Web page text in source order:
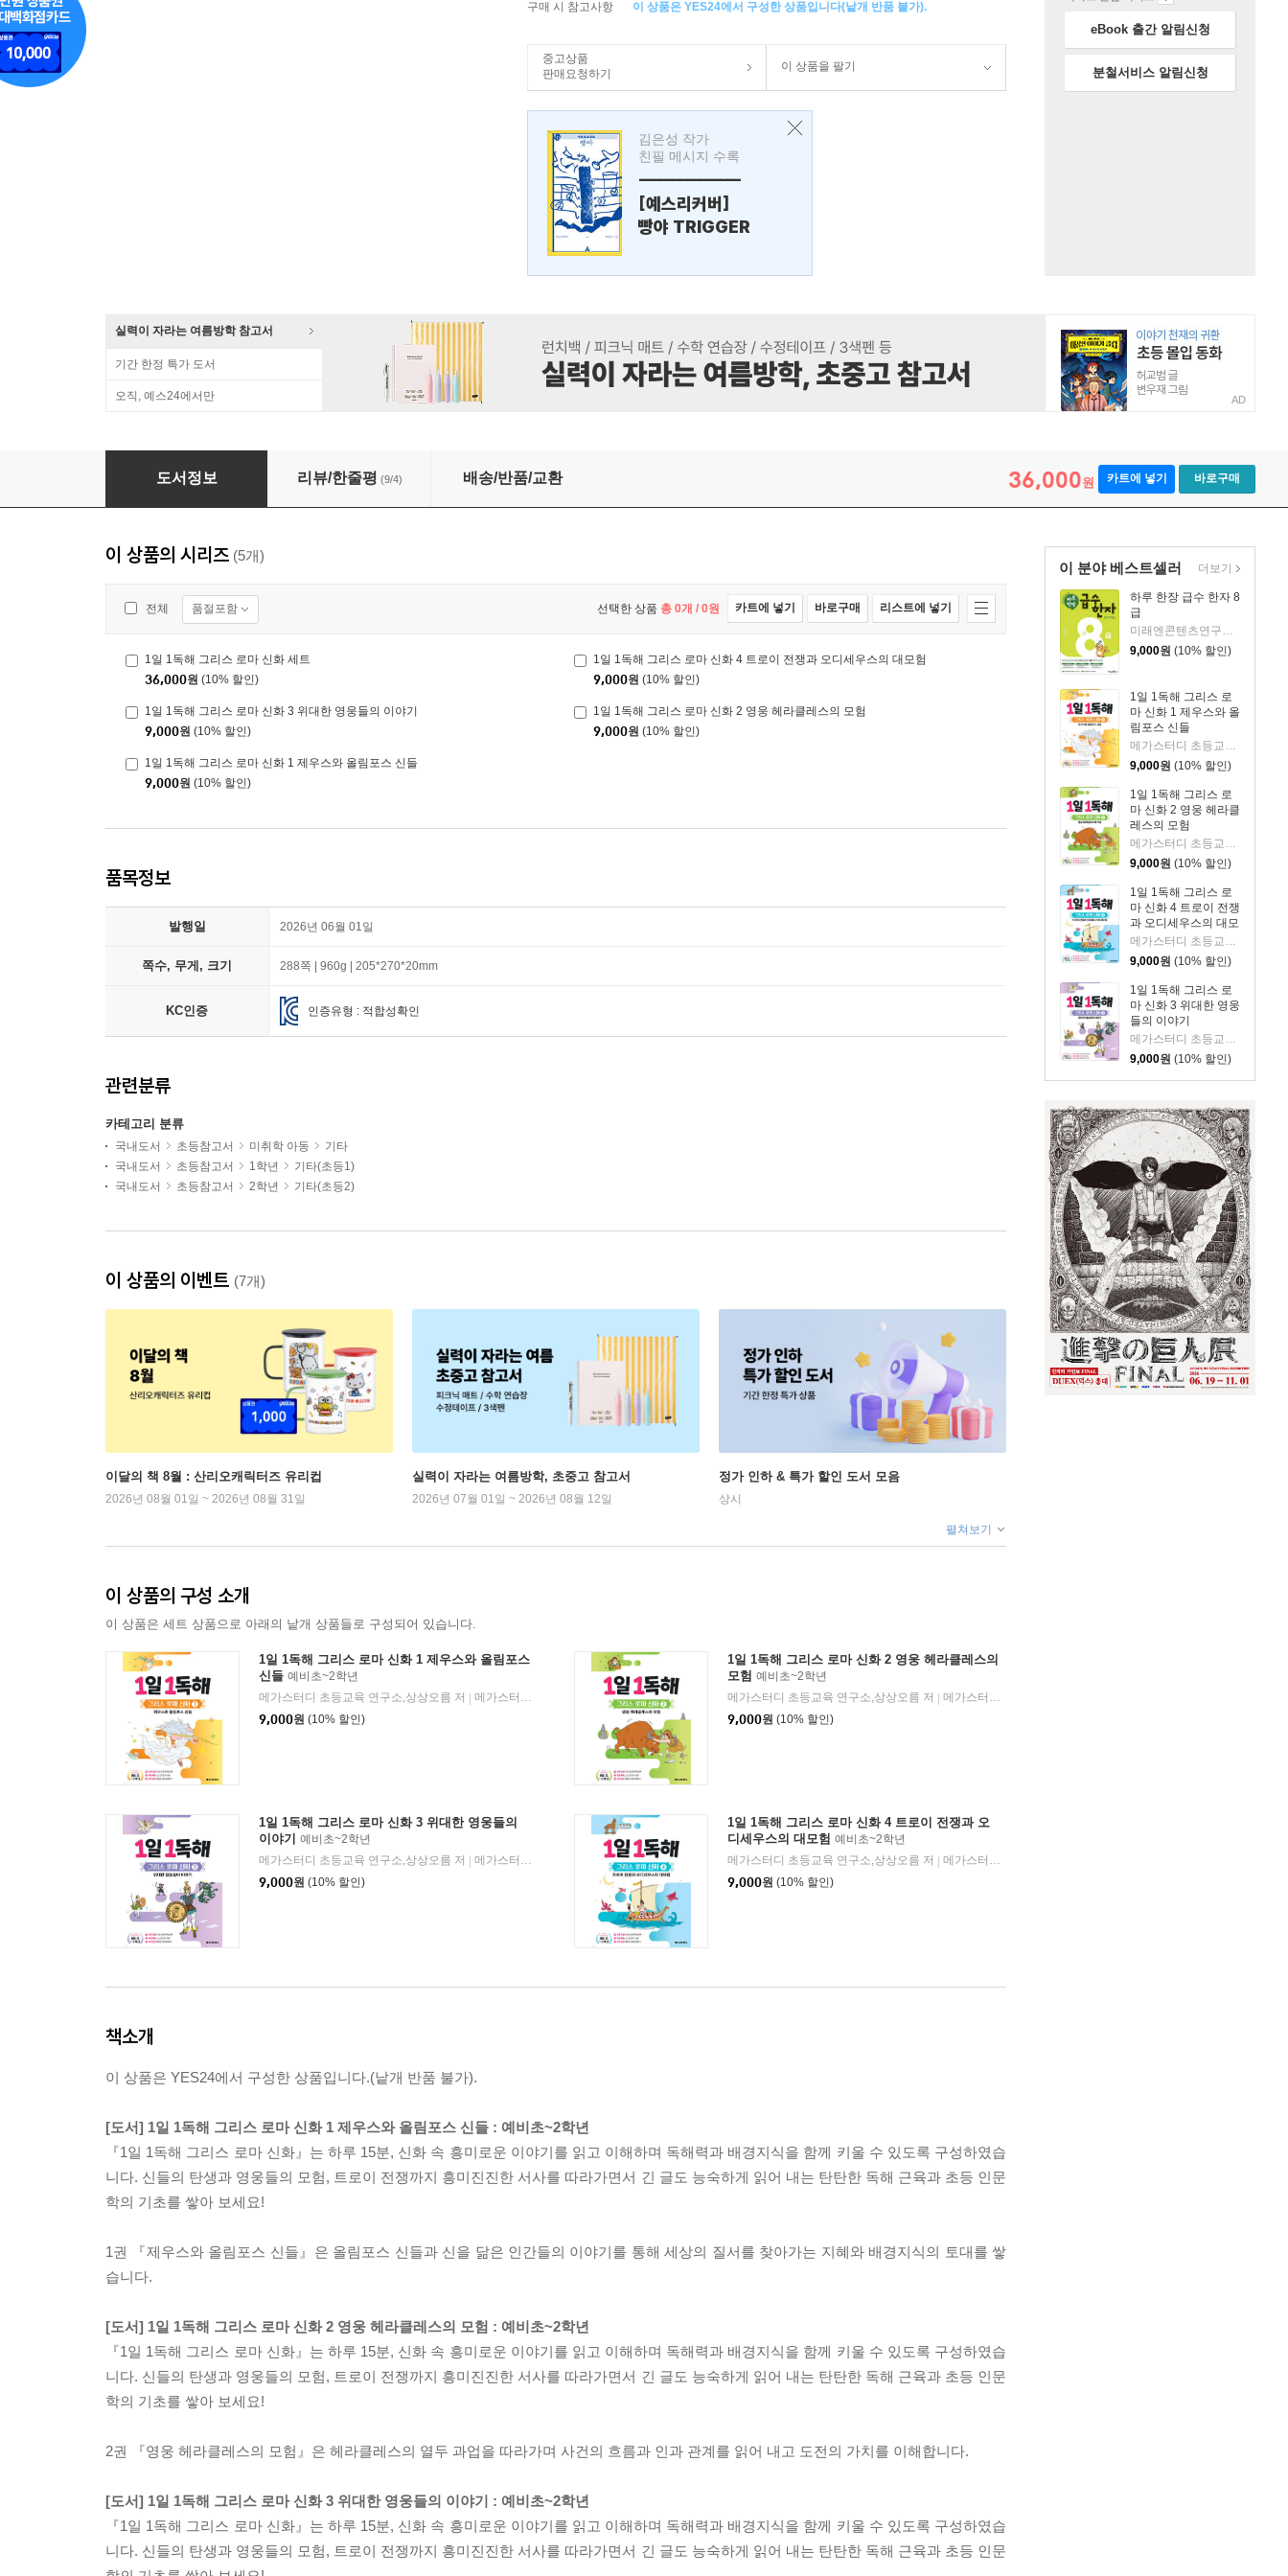
구매 시 참고사항 이 상품은 YES24에서 구성한 상품입니다(낱개 반품 불가).
중고상품
판매요청하기
이 상품을 팔기
김은성 작가
친필 메시지 수록
---------------
[예스리커버]
빵야 TRIGGER
eBook 출간 알림신청
분철서비스 알림신청
실력이 자라는 여름방학 참고서
기간 한정 특가 도서
오직, 예스24에서만 AD
1일 1독해 그리스 로마 신화 세트
도서정보 리뷰/한줄평 (9/4) 배송/반품/교환 36,000원 카트에 넣기 바로구매
이 분야 베스트셀러
하루 한장 급수 한자 8
급
미래엔콘텐츠연구회 저
9,000원 (10% 할인)
1일 1독해 그리스 로
마 신화 1 제우스와 올
림포스 신들
메가스터디 초등교육 연구소,상상오름 저
9,000원 (10% 할인)
1일 1독해 그리스 로
마 신화 2 영웅 헤라클
레스의 모험
메가스터디 초등교육 연구소,상상오름 저
9,000원 (10% 할인)
1일 1독해 그리스 로
마 신화 4 트로이 전쟁
과 오디세우스의 대모
험
메가스터디 초등교육 연구소,상상오름 저
9,000원 (10% 할인)
1일 1독해 그리스 로
마 신화 3 위대한 영웅
들의 이야기
메가스터디 초등교육 연구소,상상오름 저
9,000원 (10% 할인)
더보기
이 상품의 시리즈 (5개)
전체 품절포함 선택한 상품 총 0개 / 0원 카트에 넣기 바로구매 리스트에 넣기
1일 1독해 그리스 로마 신화 세트
36,000원 (10% 할인)
1일 1독해 그리스 로마 신화 4 트로이 전쟁과 오디세우스의 대모험
9,000원 (10% 할인)
1일 1독해 그리스 로마 신화 3 위대한 영웅들의 이야기
9,000원 (10% 할인)
1일 1독해 그리스 로마 신화 2 영웅 헤라클레스의 모험
9,000원 (10% 할인)
1일 1독해 그리스 로마 신화 1 제우스와 올림포스 신들
9,000원 (10% 할인)
품목정보
발행일 2026년 06월 01일
쪽수, 무게, 크기 288쪽 | 960g | 205*270*20mm
KC인증 인증유형 : 적합성확인
관련분류
카테고리 분류
국내도서 초등참고서 미취학 아동
기타
국내도서
초등참고서 1학년
기타(초등1)
국내도서
초등참고서 2학년 기타(초등2)
이 상품의 이벤트 (7개)
이달의 책 8월 : 산리오캐릭터즈 유리컵
2026년 08월 01일 ~ 2026년 08월 31일
실력이 자라는 여름방학, 초중고 참고서
2026년 07월 01일 ~ 2026년 08월 12일
정가 인하 & 특가 할인 도서 모음
상시
펼쳐보기
이 상품의 구성 소개
이 상품은 세트 상품으로 아래의 낱개 상품들로 구성되어 있습니다.
1일 1독해 그리스 로마 신화 1 제우스와 올림포스
신들 예비초~2학년
메가스터디 초등교육 연구소,상상오름 저
메가스터디북스
2026년 06월 01일
9,000원 (10% 할인)
1일 1독해 그리스 로마 신화 2 영웅 헤라클레스의
모험 예비초~2학년
메가스터디 초등교육 연구소,상상오름 저
메가스터디북스
9,000원 (10% 할인)
1일 1독해 그리스 로마 신화 3 위대한 영웅들의
이야기
예비초~2학년
메가스터디 초등교육 연구소,상상오름 저
메가스터디북스
2026년 06월 01일
9,000원 (10% 할인)
1일 1독해 그리스 로마 신화 4 트로이 전쟁과 오
디세우스의 대모험 예비초~2학년
메가스터디 초등교육 연구소,상상오름 저
메가스터디북스
9,000원 (10% 할인)
책소개
이 상품은 YES24에서 구성한 상품입니다.(낱개 반품 불가).
[도서] 1일 1독해 그리스 로마 신화 1 제우스와 올림포스 신들 : 예비초~2학년
『1일 1독해 그리스 로마 신화』는 하루 15분, 신화 속 흥미로운 이야기를 읽고 이해하며 독해력과 배경지식을 함께 키울 수 있도록 구성하였습
니다. 신들의 탄생과 영웅들의 모험, 트로이 전쟁까지 흥미진진한 서사를 따라가면서 긴 글도 능숙하게 읽어 내는 탄탄한 독해 근육과 초등 인문
학의 기초를 쌓아 보세요!
1권 『제우스와 올림포스 신들』은 올림포스 신들과 신을 닮은 인간들의 이야기를 통해 세상의 질서를 찾아가는 지혜와 배경지식의 토대를 쌓
습니다.
[도서] 1일 1독해 그리스 로마 신화 2 영웅 헤라클레스의 모험 : 예비초~2학년
『1일 1독해 그리스 로마 신화』는 하루 15분, 신화 속 흥미로운 이야기를 읽고 이해하며 독해력과 배경지식을 함께 키울 수 있도록 구성하였습
니다. 신들의 탄생과 영웅들의 모험, 트로이 전쟁까지 흥미진진한 서사를 따라가면서 긴 글도 능숙하게 읽어 내는 탄탄한 독해 근육과 초등 인문
학의 기초를 쌓아 보세요!
2권 『영웅 헤라클레스의 모험』은 헤라클레스의 열두 과업을 따라가며 사건의 흐름과 인과 관계를 읽어 내고 도전의 가치를 이해합니다.
[도서] 1일 1독해 그리스 로마 신화 3 위대한 영웅들의 이야기 : 예비초~2학년
『1일 1독해 그리스 로마 신화』는 하루 15분, 신화 속 흥미로운 이야기를 읽고 이해하며 독해력과 배경지식을 함께 키울 수 있도록 구성하였습
니다. 신들의 탄생과 영웅들의 모험, 트로이 전쟁까지 흥미진진한 서사를 따라가면서 긴 글도 능숙하게 읽어 내는 탄탄한 독해 근육과 초등 인문